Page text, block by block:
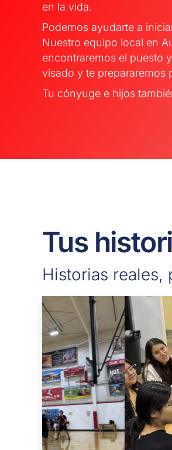
en la vida.
Podemos ayudarte a
Nuestro equipo local en
encontraremos el puesto
visado y te prepararemos
Tu cónyuge e hijos
Tus
Historias reales,